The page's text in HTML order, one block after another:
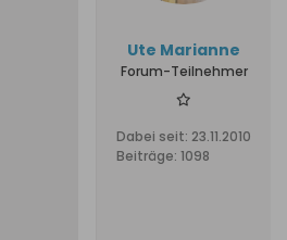
Ute Marianne
Forum-Teilnehmer
Dabei seit: 23.11.2010
Beiträge: 1098